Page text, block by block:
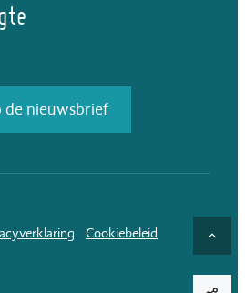
de nieuwsbrief
Cookiebeleid